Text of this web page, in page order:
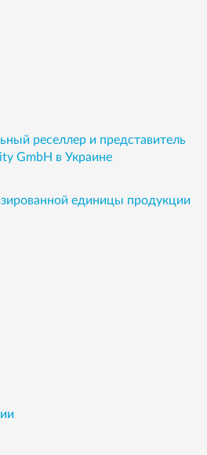
реселлер и представитель
GmbH в Украине
единицы продукции